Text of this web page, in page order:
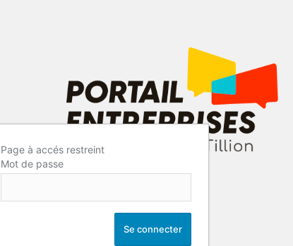
Page à accés restreint
Mot de passe